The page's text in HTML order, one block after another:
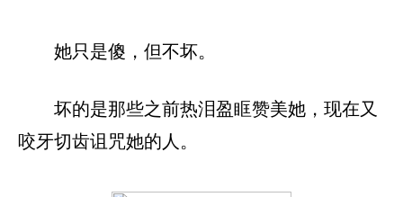
她只是傻，但不坏。
坏的是那些之前热泪盈眶赞美她，现在又
咬牙切齿诅咒她的人。